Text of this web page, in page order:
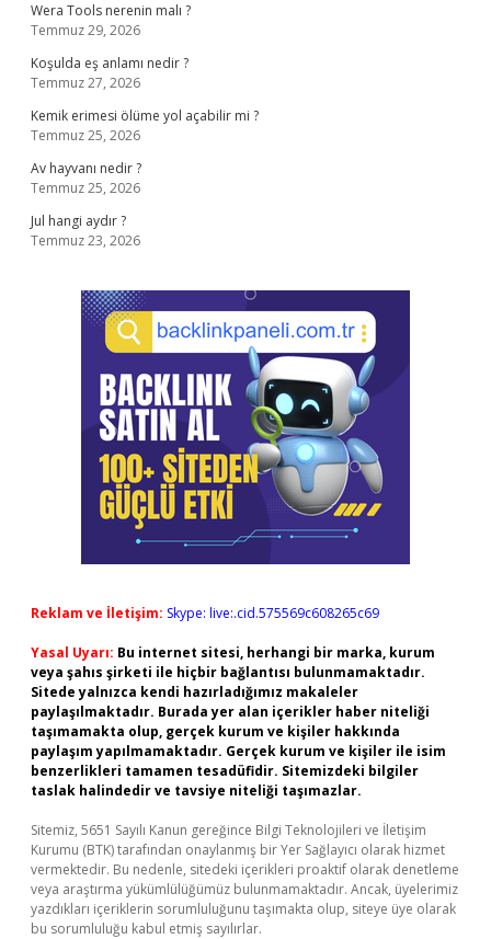
Wera Tools nerenin malı ?
Temmuz 29, 2026
Koşulda eş anlamı nedir ?
Temmuz 27, 2026
Kemik erimesi ölüme yol açabilir mi ?
Temmuz 25, 2026
Av hayvanı nedir ?
Temmuz 25, 2026
Jul hangi aydır ?
Temmuz 23, 2026
Reklam ve İletişim: Skype: live:.cid.575569c608265c69
Yasal Uyarı: Bu internet sitesi, herhangi bir marka, kurum
veya şahıs şirketi ile hiçbir bağlantısı bulunmamaktadır.
Sitede yalnızca kendi hazırladığımız makaleler
paylaşılmaktadır. Burada yer alan içerikler haber niteliği
taşımamakta olup, gerçek kurum ve kişiler hakkında
paylaşım yapılmamaktadır. Gerçek kurum ve kişiler ile isim
benzerlikleri tamamen tesadüfidir. Sitemizdeki bilgiler
taslak halindedir ve tavsiye niteliği taşımazlar.
Sitemiz, 5651 Sayılı Kanun gereğince Bilgi Teknolojileri ve İletişim
Kurumu (BTK) tarafından onaylanmış bir Yer Sağlayıcı olarak hizmet
vermektedir. Bu nedenle, sitedeki içerikleri proaktif olarak denetleme
veya araştırma yükümlülüğümüz bulunmamaktadır. Ancak, üyelerimiz
yazdıkları içeriklerin sorumluluğunu taşımakta olup, siteye üye olarak
bu sorumluluğu kabul etmiş sayılırlar.